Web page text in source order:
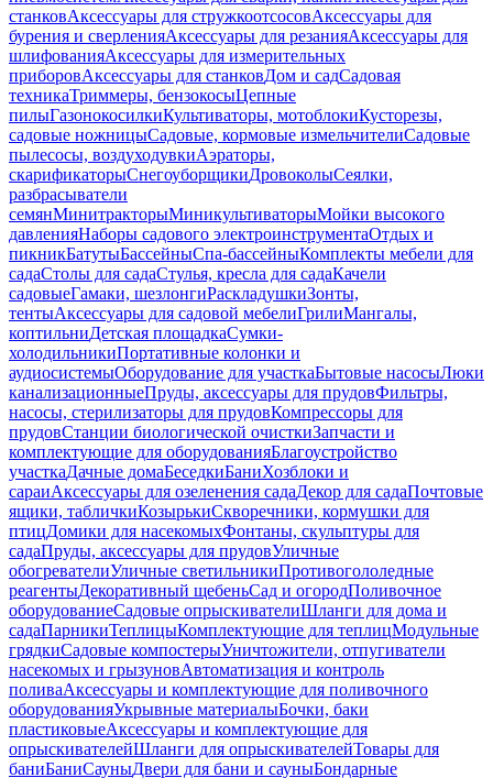
станковАксессуары для стружкоотсосовАксессуары для
бурения и сверленияАксессуары для резанияАксессуары для
шлифованияАксессуары для измерительных
приборовАксессуары для станковДом и садСадовая
техникаТриммеры, бензокосыЦепные
пилыГазонокосилкиКультиваторы, мотоблокиКусторезы,
садовые ножницыСадовые, кормовые измельчителиСадовые
пылесосы, воздуходувкиАэраторы,
скарификаторыСнегоуборщикиДровоколыСеялки,
разбрасыватели
семянМинитракторыМиникультиваторыМойки высокого
давленияНаборы садового электроинструментаОтдых и
пикникБатутыБассейныСпа-бассейныКомплекты мебели для
садаСтолы для садаСтулья, кресла для садаКачели
садовыеГамаки, шезлонгиРаскладушкиЗонты,
тентыАксессуары для садовой мебелиГрилиМангалы,
коптильниДетская площадкаСумки-
холодильникиПортативные колонки и
аудиосистемыОборудование для участкаБытовые насосыЛюки
канализационныеПруды, аксессуары для прудовФильтры,
насосы, стерилизаторы для прудовКомпрессоры для
прудовСтанции биологической очисткиЗапчасти и
комплектующие для оборудованияБлагоустройство
участкаДачные домаБеседкиБаниХозблоки и
сараиАксессуары для озеленения садаДекор для садаПочтовые
ящики, табличкиКозырькиСкворечники, кормушки для
птицДомики для насекомыхФонтаны, скульптуры для
садаПруды, аксессуары для прудовУличные
обогревателиУличные светильникиПротивогололедные
реагентыДекоративный щебеньСад и огородПоливочное
оборудованиеСадовые опрыскивателиШланги для дома и
садаПарникиТеплицыКомплектующие для теплицМодульные
грядкиСадовые компостерыУничтожители, отпугиватели
насекомых и грызуновАвтоматизация и контроль
поливаАксессуары и комплектующие для поливочного
оборудованияУкрывные материалыБочки, баки
пластиковыеАксессуары и комплектующие для
опрыскивателейШланги для опрыскивателейТовары для
баниБаниСауныДвери для бани и сауныБондарные